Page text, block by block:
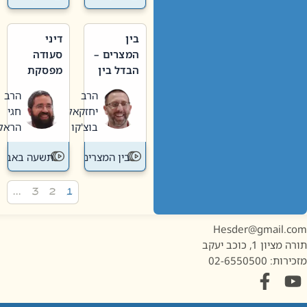
בין
המצרים –
הבדל בין
חדשה
לישנה
הרב
יחזקאל
בוצ'קו
בין המצרים
דיני
סעודה
מפסקת
תשעה
באב
הרב
חגי
הראל
תשעה באב
1, כוכב יעקב
02-6550500